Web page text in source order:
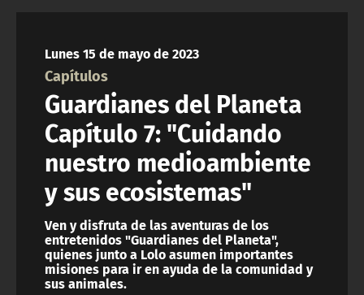
ACTUALIDAD Y TENDENCIAS
CORPORATIVO Y TRANSPARENCIA
CANAL DE DENUNCIAS
ÁREA DE PROYECTOS
Lunes 15 de mayo de 2023
Capítulos
Guardianes del Planeta
Capítulo 7: "Cuidando
nuestro medioambiente
y sus ecosistemas"
Ven y disfruta de las aventuras de los
entretenidos "Guardianes del Planeta",
quienes junto a Lolo asumen importantes
misiones para ir en ayuda de la comunidad y
sus animales.